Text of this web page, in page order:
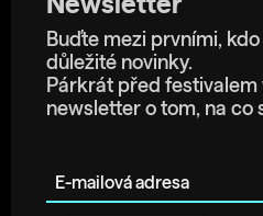
Newsletter
Buďte mezi prvními,
důležité novinky.
Párkrát před festivalem
newsletter o tom, na co